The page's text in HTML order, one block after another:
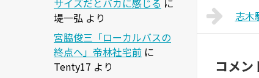
志木
コメン
サイズだとバカに感じる に
堤一弘 より
宮脇俊三「ローカルバスの
終点へ」帝林社宅前 に
Tenty17 より